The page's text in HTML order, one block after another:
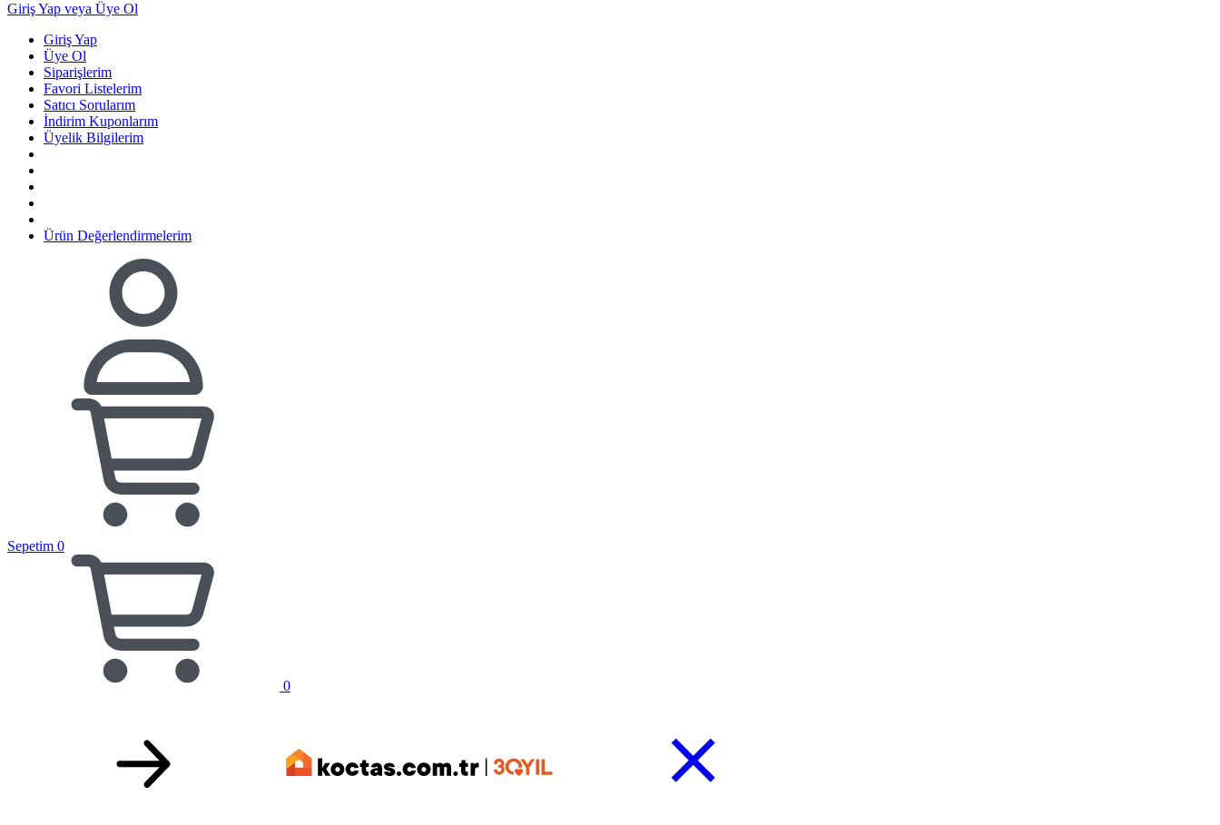
Giriş Yap veya Üye Ol
Giriş Yap
Üye Ol
Siparişlerim
Favori Listelerim
Satıcı Sorularım
İndirim Kuponlarım
Üyelik Bilgilerim
Ürün Değerlendirmelerim
Sepetim 0
0